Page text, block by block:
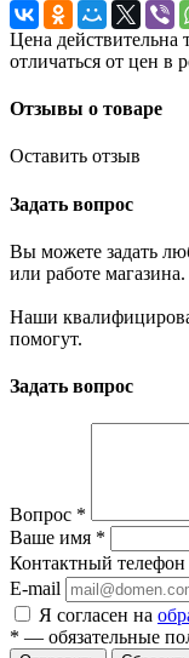
Цена действительна
отличаться от цен в
Отзывы о товаре
Оставить отзыв
Задать вопрос
Вы можете задать
или работе магазина.
Наши
помогут.
Задать вопрос
Вопрос *
Ваше имя *
Контактный телефон
E-mail
Я согласен на
* — обязательные